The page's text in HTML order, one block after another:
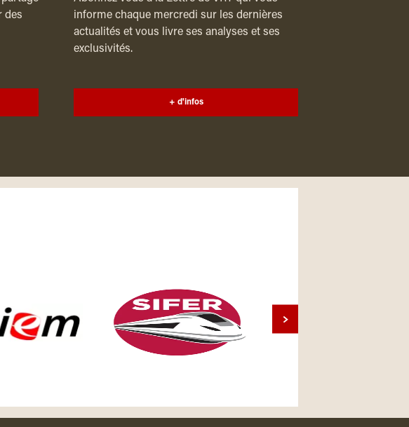
des
informe chaque mercredi sur les dernières
actualités et vous livre ses analyses et ses
exclusivités.
+ d'infos